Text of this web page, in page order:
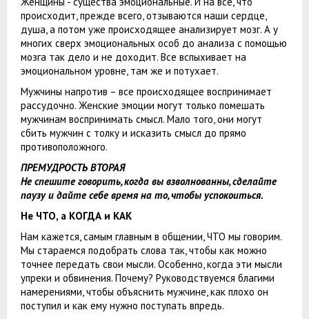
происходит, прежде всего, отзываются наши сердце,
душа, а потом уже происходящее анализирует мозг. А у
многих сверх эмоциональных особ до анализа с помощью
мозга так дело и не доходит. Все вспыхивает на
эмоциональном уровне, там же и потухает.
Мужчины напротив – все происходящее воспринимает
рассудочно. Женские эмоции могут только помешать
мужчинам воспринимать смысл. Мало того, они могут
сбить мужчин с толку и исказить смысл до прямо
противоположного.
ПРЕМУДРОСТЬ ВТОРАЯ
Не спешите говорить, когда вы взволнованны, сделайте
паузу и дайте себе время на то, чтобы успокоиться.
Не ЧТО, а КОГДА и КАК
Нам кажется, самым главным в общении, ЧТО мы говорим.
Мы стараемся подобрать слова так, чтобы как можно
точнее передать свои мысли. Особенно, когда эти мысли
упреки и обвинения. Почему? Руководствуемся благими
намерениями, чтобы объяснить мужчине, как плохо он
поступил и как ему нужно поступать впредь.